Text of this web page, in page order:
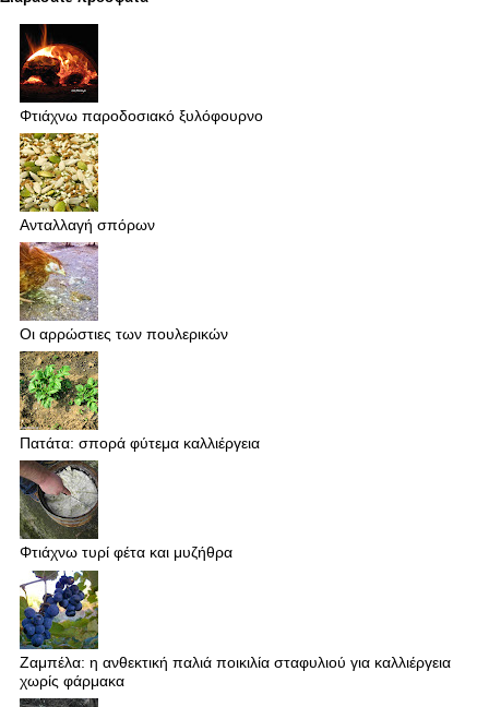
Φτιάχνω παροδοσιακό ξυλόφουρνο
Ανταλλαγή σπόρων
Οι αρρώστιες των πουλερικών
Πατάτα: σπορά φύτεμα καλλιέργεια
Φτιάχνω τυρί φέτα και μυζήθρα
Ζαμπέλα: η ανθεκτική παλιά ποικιλία σταφυλιού για καλλιέργεια
χωρίς φάρμακα